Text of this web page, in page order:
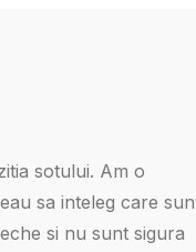
sotului. Am o
sa inteleg care
si nu sunt sigura